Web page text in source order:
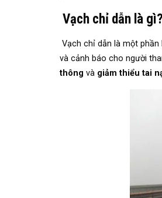
Vạch chỉ dẫn là gì?
Vạch chỉ dẫn là một
và cảnh báo cho người
thông và giảm thiểu tai